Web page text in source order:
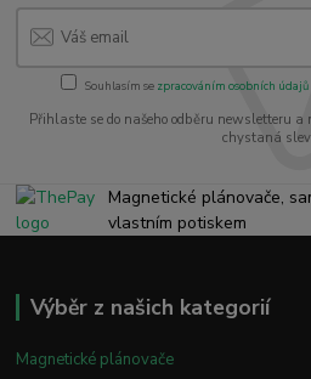
Souhlasím se zpracováním osobních údajů
Přihlaste se do našeho odběru newsletteru
chystaná
Magnetické plánovače,
vlastním potiskem
Výběr z našich kategorií
Magnetické plánovače